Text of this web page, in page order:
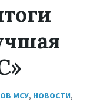
МСУ, НОВОСТИ,